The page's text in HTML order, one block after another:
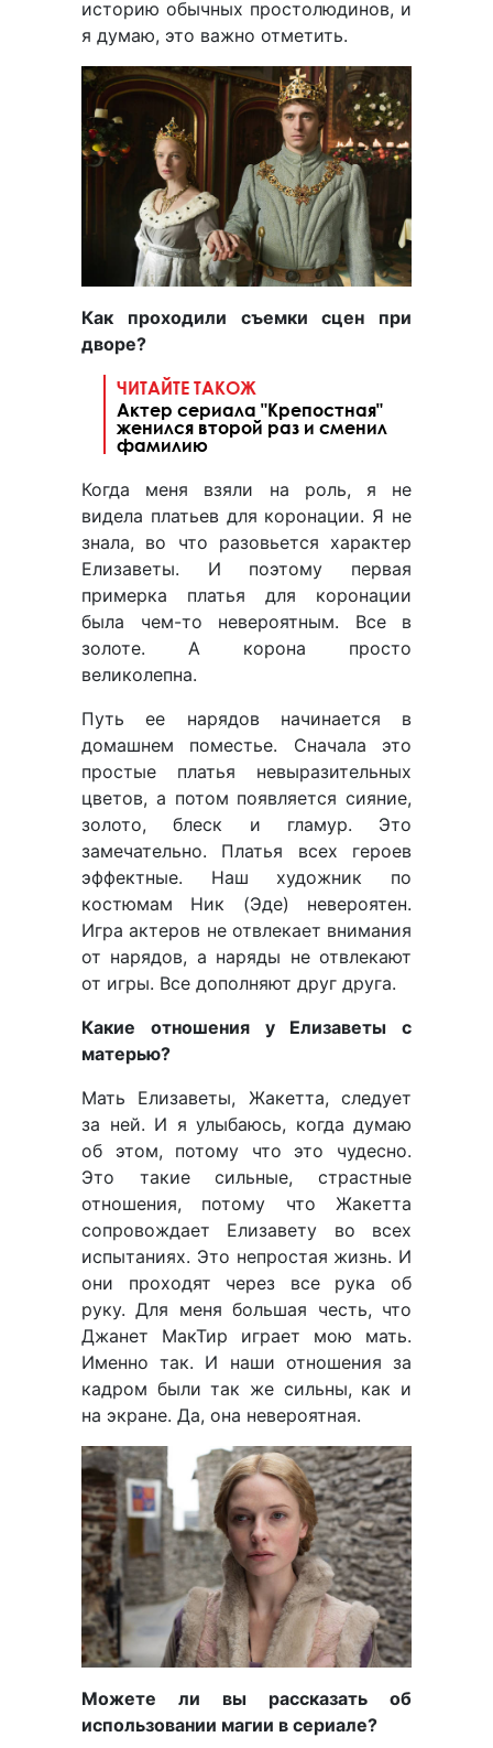
историю обычных простолюдинов, и
я думаю, это важно отметить.
Как проходили съемки сцен при
дворе?
ЧИТАЙТЕ ТАКОЖ
Актер сериала "Крепостная"
женился второй раз и сменил
фамилию
Когда меня взяли на роль, я не
видела платьев для коронации. Я не
знала, во что разовьется характер
Елизаветы. И поэтому первая
примерка платья для коронации
была чем-то невероятным. Все в
золоте. А корона просто
великолепна.
Путь ее нарядов начинается в
домашнем поместье. Сначала это
простые платья невыразительных
цветов, а потом появляется сияние,
золото, блеск и гламур. Это
замечательно. Платья всех героев
эффектные. Наш художник по
костюмам Ник (Эде) невероятен.
Игра актеров не отвлекает внимания
от нарядов, а наряды не отвлекают
от игры. Все дополняют друг друга.
Какие отношения у Елизаветы с
матерью?
Мать Елизаветы, Жакетта, следует
за ней. И я улыбаюсь, когда думаю
об этом, потому что это чудесно.
Это такие сильные, страстные
отношения, потому что Жакетта
сопровождает Елизавету во всех
испытаниях. Это непростая жизнь. И
они проходят через все рука об
руку. Для меня большая честь, что
Джанет МакТир играет мою мать.
Именно так. И наши отношения за
кадром были так же сильны, как и
на экране. Да, она невероятная.
Можете ли вы рассказать об
использовании магии в сериале?